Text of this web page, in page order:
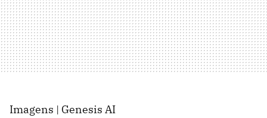
Imagens | Genesis AI